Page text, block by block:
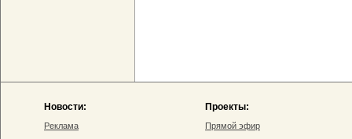
Новости:
Реклама
Проекты:
Прямой эфир